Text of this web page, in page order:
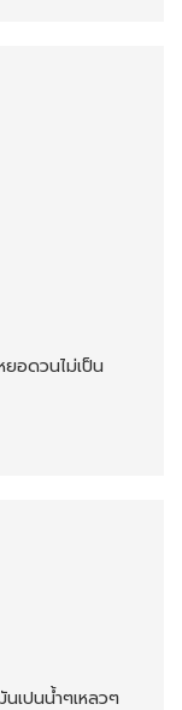
ยอดวนไม่เป็น
เปนน้ำๆเหลวๆ